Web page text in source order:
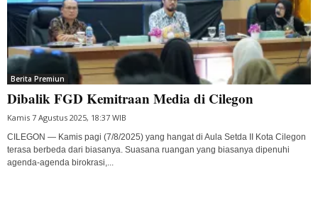
Berita Premiun
Dibalik FGD Kemitraan Media di Cilegon
Kamis 7 Agustus 2025, 18:37 WIB
CILEGON — Kamis pagi (7/8/2025) yang hangat di Aula Setda II Kota Cilegon
terasa berbeda dari biasanya. Suasana ruangan yang biasanya dipenuhi
agenda-agenda birokrasi,...